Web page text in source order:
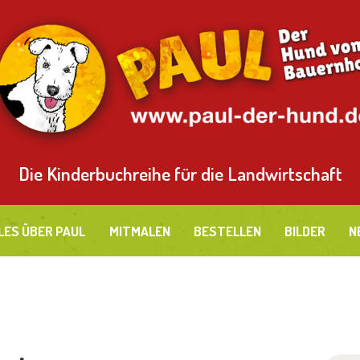
Die Kinderbuchreihe für die Landwirtschaft
ÜBER PAUL MITMALEN BESTELLEN BILDER
ÜBER PAUL